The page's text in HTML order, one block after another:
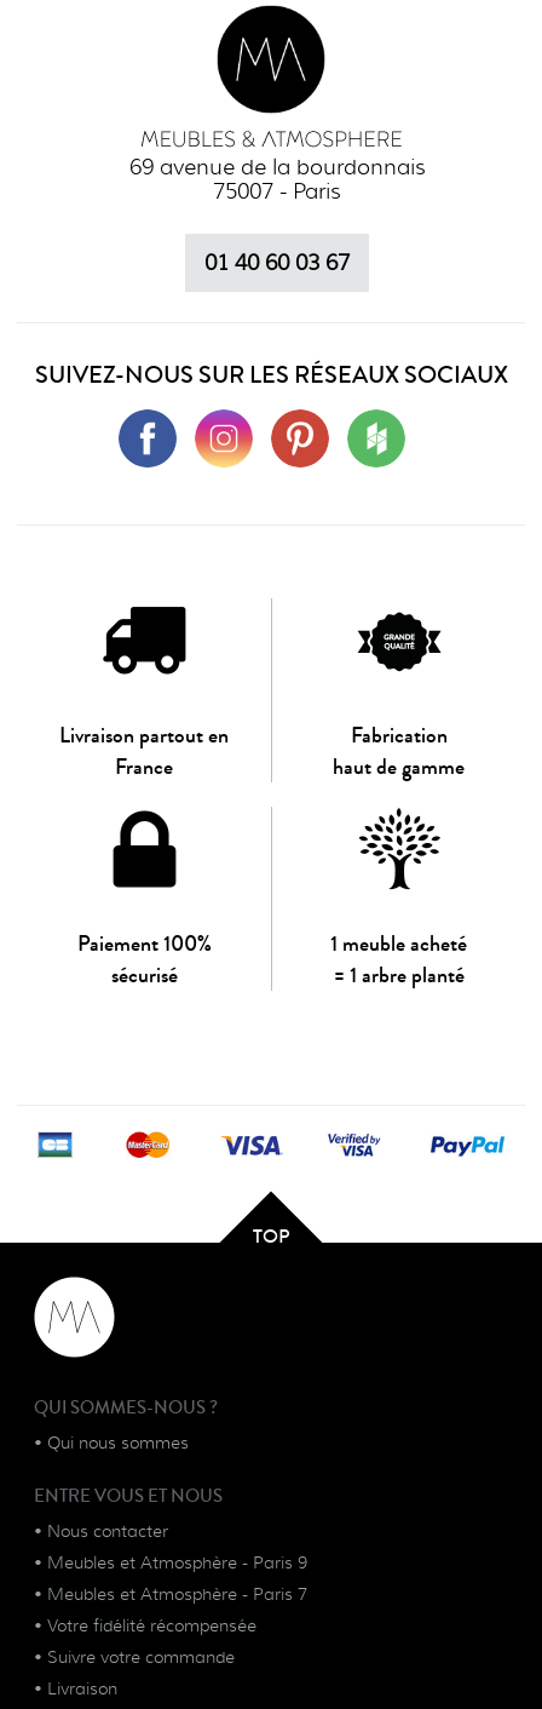
69 avenue de la bourdonnais
75007 - Paris
01 40 60 03 67
SUIVEZ-NOUS SUR LES RÉSEAUX SOCIAUX
Livraison partout en
France
Fabrication
haut de gamme
Paiement 100%
sécurisé
1 meuble acheté
= 1 arbre planté
TOP
QUI SOMMES-NOUS ?
• Qui nous sommes
ENTRE VOUS ET NOUS
• Nous contacter
• Meubles et Atmosphère - Paris 9
• Meubles et Atmosphère - Paris 7
• Votre fidélité récompensée
• Suivre votre commande
• Livraison